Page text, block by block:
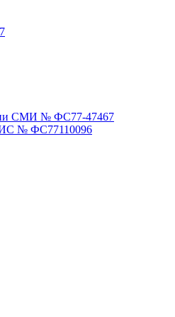
СМИ № ФС77-47467
№ ФС77110096